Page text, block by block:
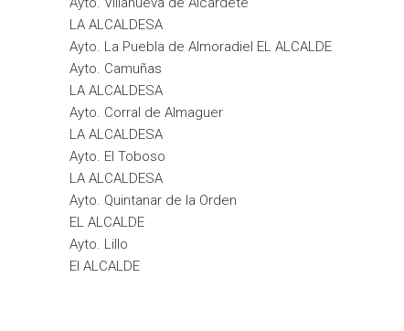
LA ALCALDESA
Ayto. La Puebla de Almoradiel EL ALCALDE
Ayto. Camuñas
LA ALCALDESA
Ayto. Corral de Almaguer
LA ALCALDESA
Ayto. El Toboso
LA ALCALDESA
Ayto. Quintanar de la Orden
EL ALCALDE
Ayto. Lillo
El ALCALDE